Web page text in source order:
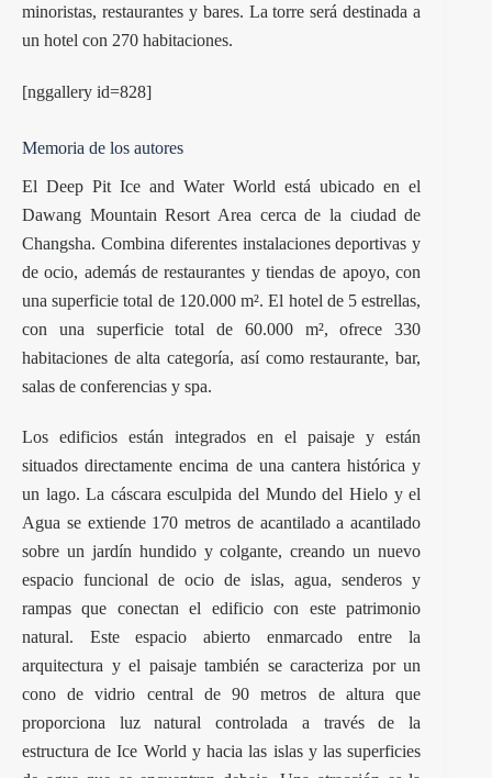
minoristas, restaurantes y bares. La torre será destinada a
un hotel con 270 habitaciones.
[nggallery id=828]
Memoria de los autores
El Deep Pit Ice and Water World está ubicado en el
Dawang Mountain Resort Area cerca de la ciudad de
Changsha. Combina diferentes instalaciones deportivas y
de ocio, además de restaurantes y tiendas de apoyo, con
una superficie total de 120.000 m². El hotel de 5 estrellas,
con una superficie total de 60.000 m², ofrece 330
habitaciones de alta categoría, así como restaurante, bar,
salas de conferencias y spa.
Los edificios están integrados en el paisaje y están
situados directamente encima de una cantera histórica y
un lago. La cáscara esculpida del Mundo del Hielo y el
Agua se extiende 170 metros de acantilado a acantilado
sobre un jardín hundido y colgante, creando un nuevo
espacio funcional de ocio de islas, agua, senderos y
rampas que conectan el edificio con este patrimonio
natural. Este espacio abierto enmarcado entre la
arquitectura y el paisaje también se caracteriza por un
cono de vidrio central de 90 metros de altura que
proporciona luz natural controlada a través de la
estructura de Ice World y hacia las islas y las superficies